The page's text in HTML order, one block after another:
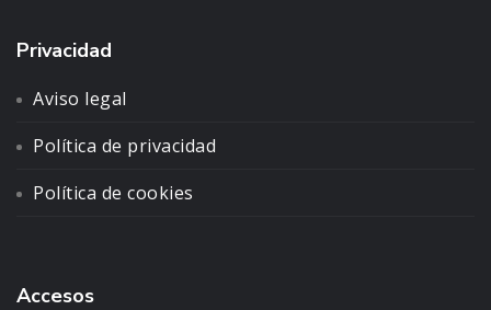
Privacidad
Aviso legal
Política de privacidad
Política de cookies
Accesos